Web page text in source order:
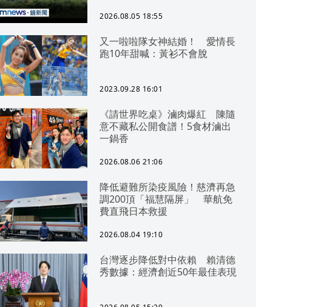
2026.08.05 18:55
又一啦啦隊女神結婚！ 愛情長
跑10年甜喊：黃衫不會脫
2023.09.28 16:01
《請世界吃桌》滷肉爆紅 陳隨
意不藏私公開食譜！5食材滷出
一鍋香
2026.08.06 21:06
降低避難所染疫風險！慈濟再急
調200頂「福慧隔屏」 華航免
費直飛日本救援
2026.08.04 19:10
台灣逐步降低對中依賴 賴清德
秀數據：經濟創近50年最佳表現